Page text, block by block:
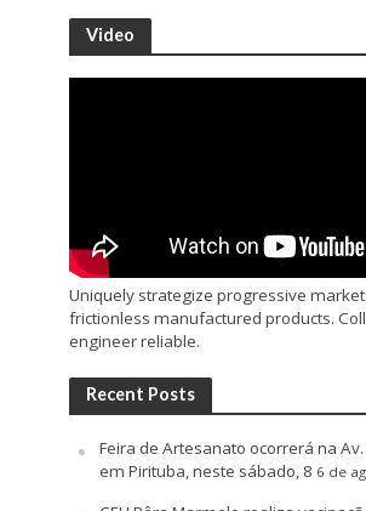
Video
Uniquely strategize progressive
frictionless manufactured products.
engineer reliable.
Recent Posts
Feira de Artesanato ocorrerá na
em Pirituba, neste sábado, 8 6 de